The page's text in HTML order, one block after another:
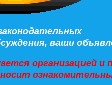
ваши
организацией